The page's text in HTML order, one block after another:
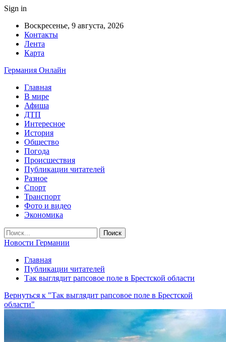
Sign in
Воскресенье, 9 августа, 2026
Контакты
Лента
Карта
Германия Онлайн
Главная
В мире
Афиша
ДТП
Интересное
История
Общество
Погода
Происшествия
Публикации читателей
Разное
Спорт
Транспорт
Фото и видео
Экономика
Новости Германии
Главная
Публикации читателей
Так выглядит рапсовое поле в Брестской области
Вернуться к "Так выглядит рапсовое поле в Брестской
области"